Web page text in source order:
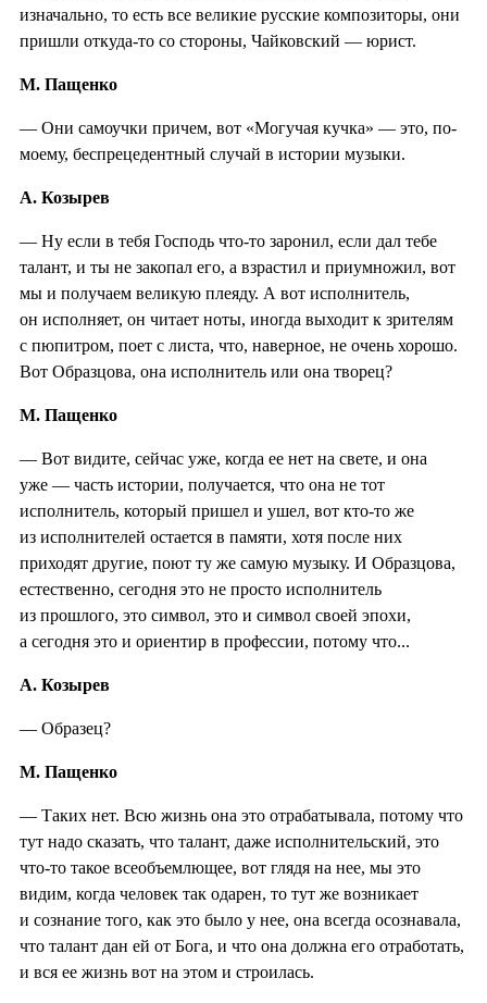
изначально, то есть все великие русские композиторы, они
пришли откуда-то со стороны, Чайковский — юрист.
М. Пащенко
— Они самоучки причем, вот «Могучая кучка» — это, по-
моему, беспрецедентный случай в истории музыки.
А. Козырев
— Ну если в тебя Господь что-то заронил, если дал тебе
талант, и ты не закопал его, а взрастил и приумножил, вот
мы и получаем великую плеяду. А вот исполнитель,
он исполняет, он читает ноты, иногда выходит к зрителям
с пюпитром, поет с листа, что, наверное, не очень хорошо.
Вот Образцова, она исполнитель или она творец?
М. Пащенко
— Вот видите, сейчас уже, когда ее нет на свете, и она
уже — часть истории, получается, что она не тот
исполнитель, который пришел и ушел, вот кто-то же
из исполнителей остается в памяти, хотя после них
приходят другие, поют ту же самую музыку. И Образцова,
естественно, сегодня это не просто исполнитель
из прошлого, это символ, это и символ своей эпохи,
а сегодня это и ориентир в профессии, потому что...
А. Козырев
— Образец?
М. Пащенко
— Таких нет. Всю жизнь она это отрабатывала, потому что
тут надо сказать, что талант, даже исполнительский, это
что-то такое всеобъемлющее, вот глядя на нее, мы это
видим, когда человек так одарен, то тут же возникает
и сознание того, как это было у нее, она всегда осознавала,
что талант дан ей от Бога, и что она должна его отработать,
и вся ее жизнь вот на этом и строилась.